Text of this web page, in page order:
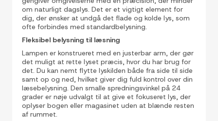
om naturligt dagslys. Det er et vigtigt element for
dig, der ønsker at undgå det flade og kolde lys, som
ofte forbindes med standardbelysning.
Fleksibel belysning til læsning
Lampen er konstrueret med en justerbar arm, der gør
det muligt at rette lyset præcis, hvor du har brug for
det. Du kan nemt flytte lyskilden både fra side til side
samt op og ned, hvilket giver dig fuld kontrol over din
læsebelysning. Den smalle spredningsvinkel på 24
grader er nøje udvalgt til at give et fokuseret lys, der
oplyser bogen eller magasinet uden at blænde resten
af rummet.